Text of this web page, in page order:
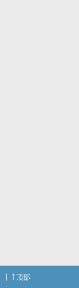
顶部